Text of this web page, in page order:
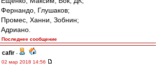
Фернандо, Глушаков;
Промес, Ханни, Зобнин;
Адриано.
Последнее сообщение
cafir -
02 мар 2018 14:56